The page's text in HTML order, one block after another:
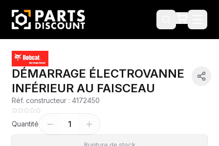
DÉMARRAGE ÉLECTROVANNE
INFÉRIEUR AU FAISCEAU
Réf. constructeur : 4172450
Quantité 1